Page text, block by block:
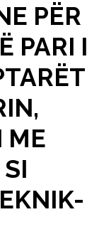
PËR
PARI I
ME